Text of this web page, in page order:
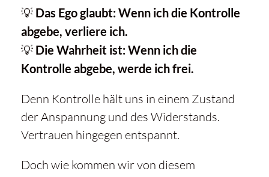
💡 Das Ego glaubt: Wenn ich die Kontrolle
abgebe, verliere ich.
💡 Die Wahrheit ist: Wenn ich die
Kontrolle abgebe, werde ich frei.
Denn Kontrolle hält uns in einem Zustand
der Anspannung und des Widerstands.
Vertrauen hingegen entspannt.
Doch wie kommen wir von diesem